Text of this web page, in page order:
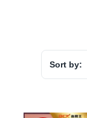
Sort by: